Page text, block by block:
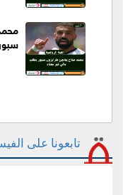
تابعونا على